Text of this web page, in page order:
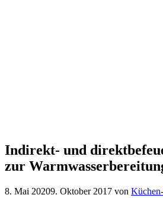
Indirekt- und
zur
8. Mai 20209. Oktober 2017 von